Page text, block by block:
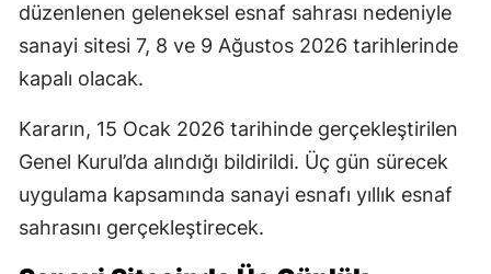
düzenlenen geleneksel esnaf sahrası nedeniyle
sanayi sitesi 7, 8 ve 9 Ağustos 2026 tarihlerinde
kapalı olacak.
Kararın, 15 Ocak 2026 tarihinde gerçekleştirilen
Genel Kurul’da alındığı bildirildi. Üç gün sürecek
uygulama kapsamında sanayi esnafı yıllık esnaf
sahrasını gerçekleştirecek.